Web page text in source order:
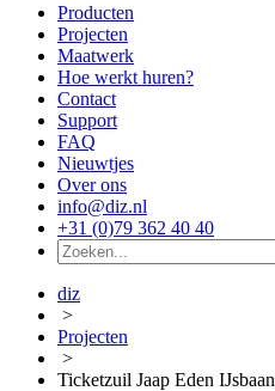
Producten
Projecten
Maatwerk
Hoe werkt huren?
Contact
Support
FAQ
Nieuwtjes
Over ons
info@diz.nl
+31 (0)79 362 40 40
diz
>
Projecten
>
Ticketzuil Jaap Eden IJsbaan